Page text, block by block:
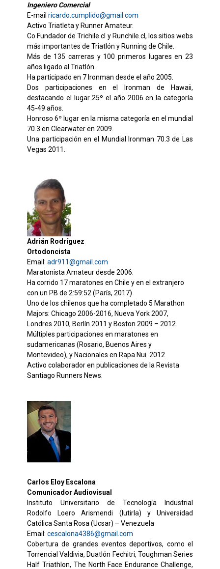
Ingeniero Comercial
E-mail ricardo.cumplido@gmail.com
Activo Triatleta y Runner Amateur.
Co Fundador de Trichile.cl y Runchile.cl, los sitios webs
más importantes de Triatlón y Running de Chile.
Más de 135 carreras y 100 primeros lugares en 23
años ligado al Triatlón.
Ha participado en 7 Ironman desde el año 2005.
Dos participaciones en el Ironman de Hawaii,
destacando el lugar 25º el año 2006 en la categoría
45-49 años.
Honroso 6º lugar en la misma categoría en el mundial
70.3 en Clearwater en 2009.
Una participación en el Mundial Ironman 70.3 de Las
Vegas 2011.
Adrián Rodríguez
Ortodoncista
Email: adr911@gmail.com
Maratonista Amateur desde 2006.
Ha corrido 17 maratones en Chile y en el extranjero
con un PB de 2:59:52 (París, 2017)
Uno de los chilenos que ha completado 5 Marathon
Majors: Chicago 2006-2016, Nueva York 2007,
Londres 2010, Berlín 2011 y Boston 2009 – 2012.
Múltiples participaciones en maratones en
sudamericanas (Rosario, Buenos Aires y
Montevideo), y Nacionales en Rapa Nui 2012.
Activo colaborador en publicaciones de la Revista
Santiago Runners News.
Carlos Eloy Escalona
Comunicador Audiovisual
Instituto Universitario de Tecnología Industrial
Rodolfo Loero Arismendi (Iutirla) y Universidad
Católica Santa Rosa (Ucsar) – Venezuela
Email: cescalona4386@gmail.com
Cobertura de grandes eventos deportivos, como el
Torrencial Valdivia, Duatlón Fechitri, Toughman Series
Half Triathlon, The North Face Endurance Challenge,